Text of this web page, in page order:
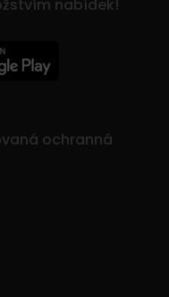
nabídek!
ochranná